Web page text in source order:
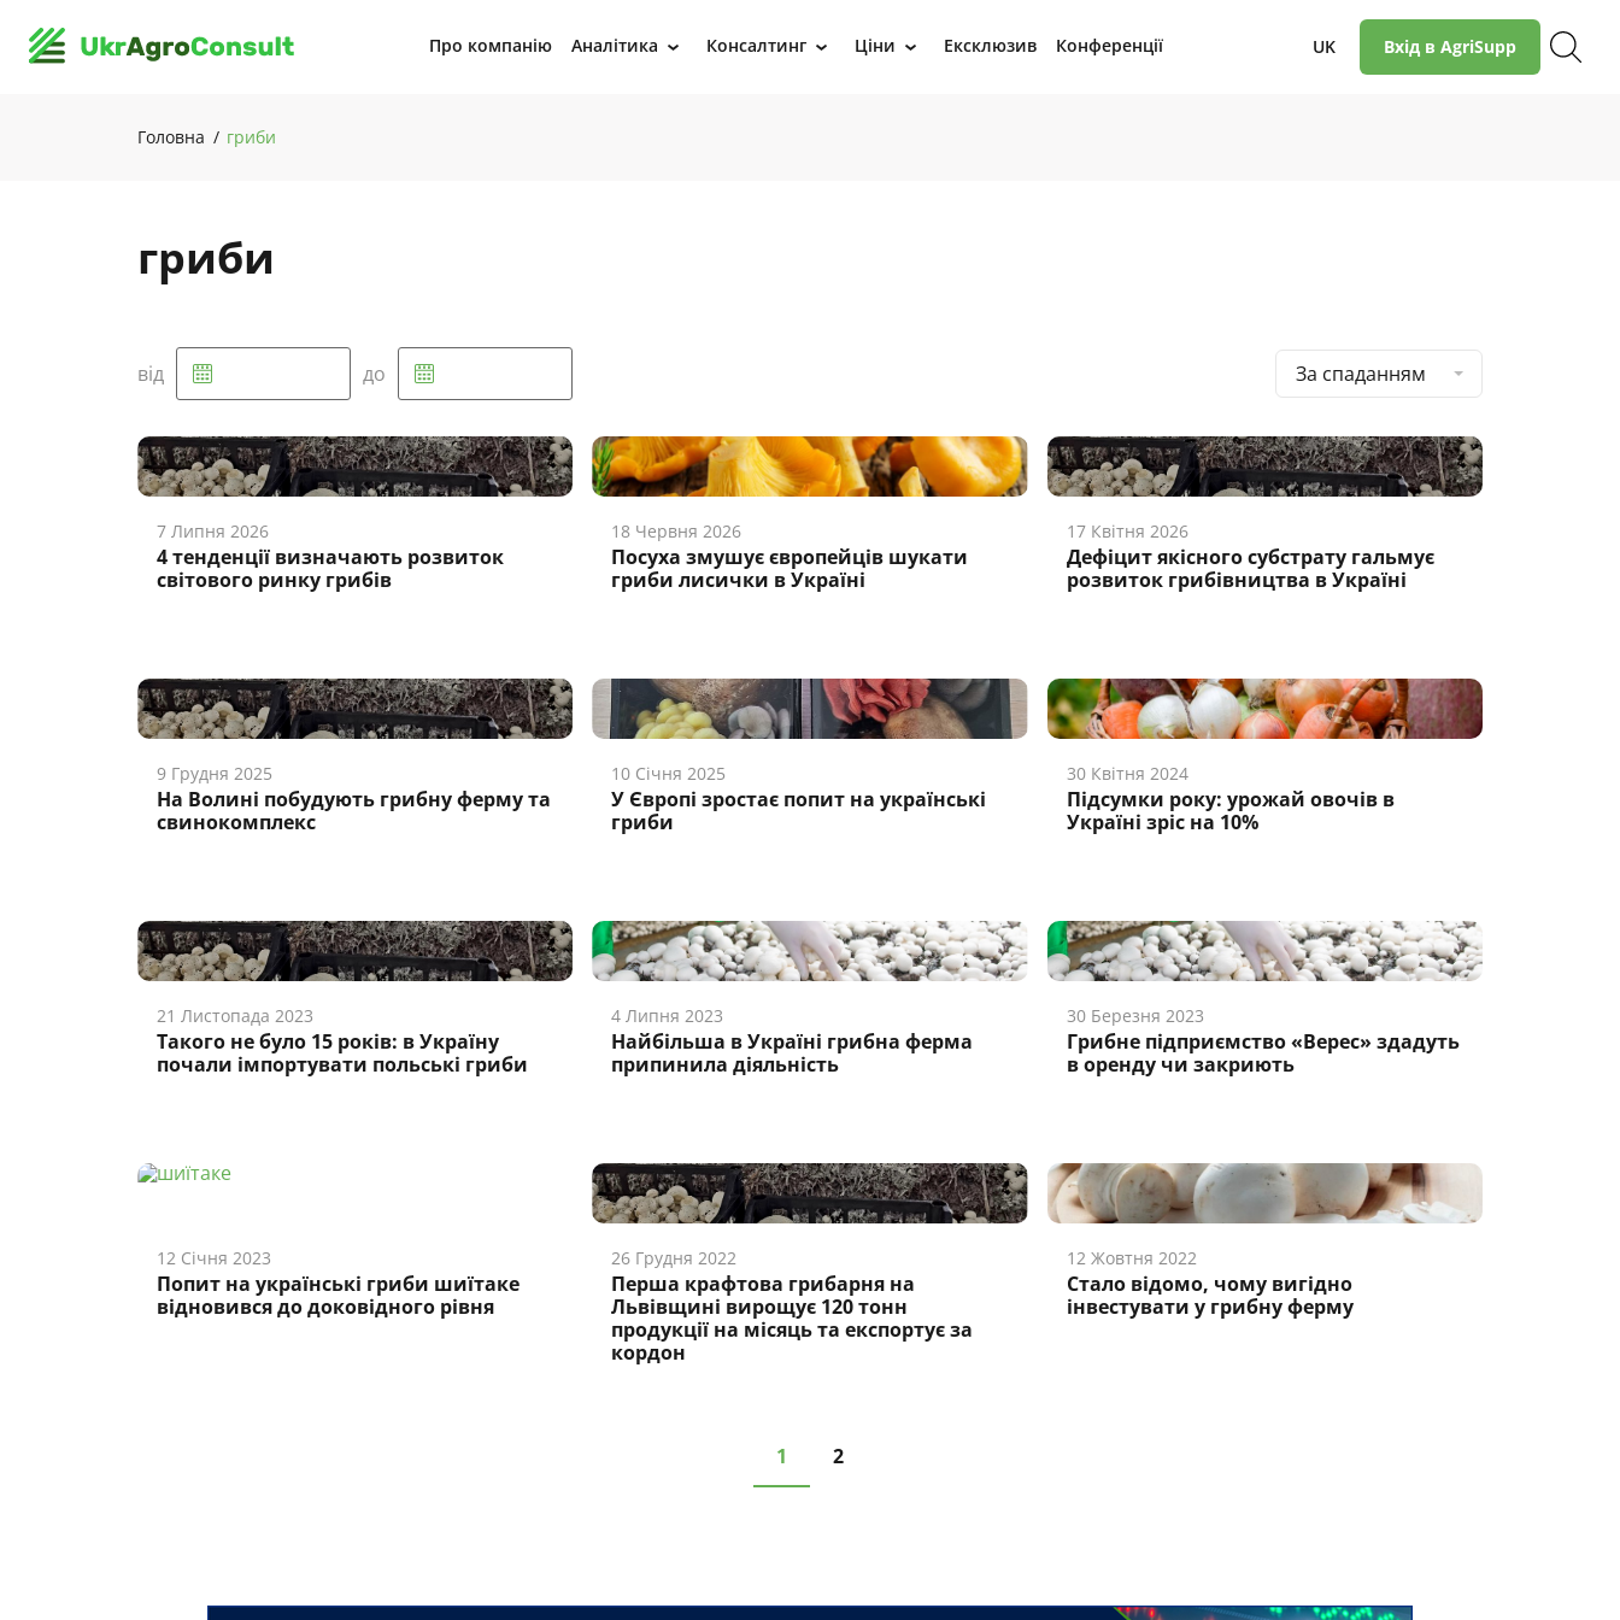
Про компанію Аналітика › Консалтинг › Ціни › Ексклюзив Конференції UK Вхід в AgriSupp
Головна гриби
гриби
від до За спаданням
7 Липня 2026
4 тенденції визначають розвиток
світового ринку грибів
18 Червня 2026
Посуха змушує європейців шукати
гриби лисички в Україні
17 Квітня 2026
Дефіцит якісного субстрату гальмує
розвиток грибівництва в Україні
9 Грудня 2025
На Волині побудують грибну ферму та
свинокомплекс
10 Січня 2025
У Європі зростає попит на українські
гриби
30 Квітня 2024
Підсумки року: урожай овочів в
Україні зріс на 10%
21 Листопада 2023
Такого не було 15 років: в Україну
почали імпортувати польські гриби
4 Липня 2023
Найбільша в Україні грибна ферма
припинила діяльність
30 Березня 2023
Грибне підприємство «Верес» здадуть
в оренду чи закриють
12 Січня 2023
Попит на українські гриби шиїтаке
відновився до доковідного рівня
26 Грудня 2022
Перша крафтова грибарня на
Львівщині вирощує 120 тонн
продукції на місяць та експортує за
кордон
12 Жовтня 2022
Стало відомо, чому вигідно
інвестувати у грибну ферму
1 2